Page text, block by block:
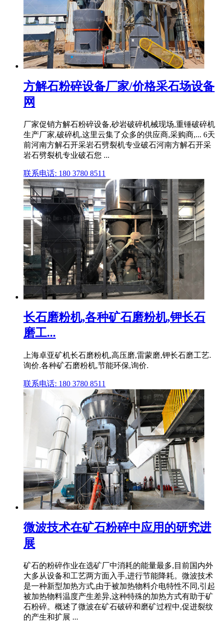
方解石粉碎设备厂家/价格采石场设备
网
厂家促销方解石粉碎设备,砂岩破碎机械现场,重锤破碎机
生产厂家,破碎机,这里云集了众多的供应商,采购商,... 6天
前河南方解石开采岩石劈裂机专业破石河南方解石开采
岩石劈裂机专业破石您 ...
联系电话: 180 3780 8511
长石磨粉机,各种矿石磨粉机,钾长石
磨工...
上海卓亚矿机长石磨粉机,高压磨,雷蒙磨,钾长石磨工艺.
询价.各种矿石磨粉机,节能环保,询价.
联系电话: 180 3780 8511
微波技术在矿石粉碎中应用的研究进
展
矿石的粉碎作业在选矿厂中消耗的能量最多,目前国内外
大多从设备和工艺两方面入手,进行节能降耗。微波技术
是一种新型加热方式,由于被加热物料介电特性不同,引起
被加热物料温度产生差异,这种特殊的加热方式有助于矿
石粉碎。概述了微波在矿石破碎和磨矿过程中,促进裂纹
的产生和扩展 ...